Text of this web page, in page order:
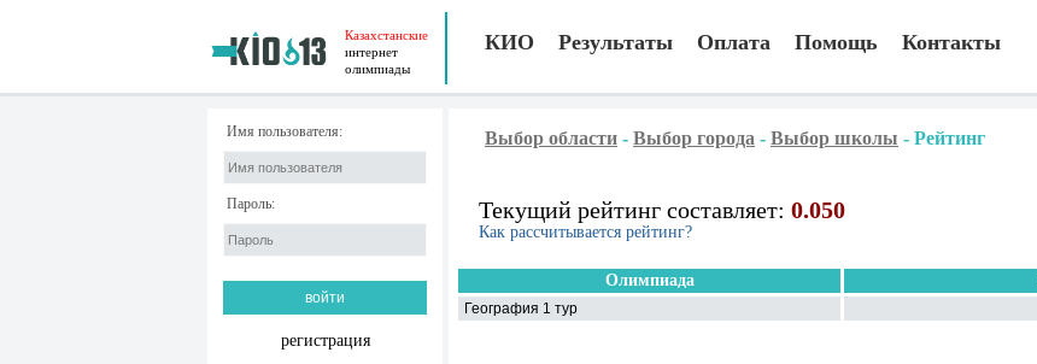
Казахстанские
интернет
олимпиады
КИО Результаты Оплата Помощь Контакты
Имя пользователя:
Пароль:
регистрация
Выбор области - Выбор города - Выбор школы - Рейтинг
Текущий рейтинг составляет: 0.050
Как рассчитывается рейтинг?
Олимпиада
География 1 тур